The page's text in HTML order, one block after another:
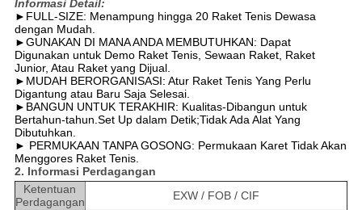
Informasi Detail:
►FULL-SIZE: Menampung hingga 20 Raket Tenis Dewasa
dengan Mudah.
►GUNAKAN DI MANA ANDA MEMBUTUHKAN: Dapat
Digunakan untuk Demo Raket Tenis, Sewaan Raket, Raket
Junior, Atau Raket yang Dijual.
►MUDAH BERORGANISASI: Atur Raket Tenis Yang Perlu
Digantung atau Baru Saja Selesai.
►BANGUN UNTUK TERAKHIR: Kualitas-Dibangun untuk
Bertahun-tahun.Set Up dalam Detik;Tidak Ada Alat Yang
Dibutuhkan.
► PERMUKAAN TANPA GOSONG: Permukaan Karet Tidak Akan
Menggores Raket Tenis.
2. Informasi Perdagangan
Ketentuan
Perdagangan
EXW / FOB / CIF